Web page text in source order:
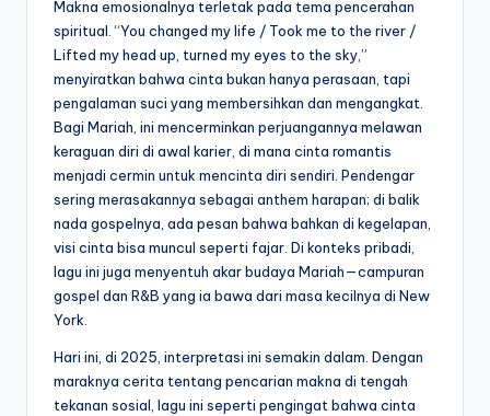
Makna emosionalnya terletak pada tema pencerahan
spiritual. “You changed my life / Took me to the river /
Lifted my head up, turned my eyes to the sky,”
menyiratkan bahwa cinta bukan hanya perasaan, tapi
pengalaman suci yang membersihkan dan mengangkat.
Bagi Mariah, ini mencerminkan perjuangannya melawan
keraguan diri di awal karier, di mana cinta romantis
menjadi cermin untuk mencinta diri sendiri. Pendengar
sering merasakannya sebagai anthem harapan; di balik
nada gospelnya, ada pesan bahwa bahkan di kegelapan,
visi cinta bisa muncul seperti fajar. Di konteks pribadi,
lagu ini juga menyentuh akar budaya Mariah—campuran
gospel dan R&B yang ia bawa dari masa kecilnya di New
York.
Hari ini, di 2025, interpretasi ini semakin dalam. Dengan
maraknya cerita tentang pencarian makna di tengah
tekanan sosial, lagu ini seperti pengingat bahwa cinta